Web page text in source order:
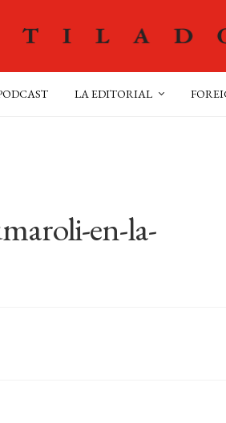
LA EDITORIAL
en-la-